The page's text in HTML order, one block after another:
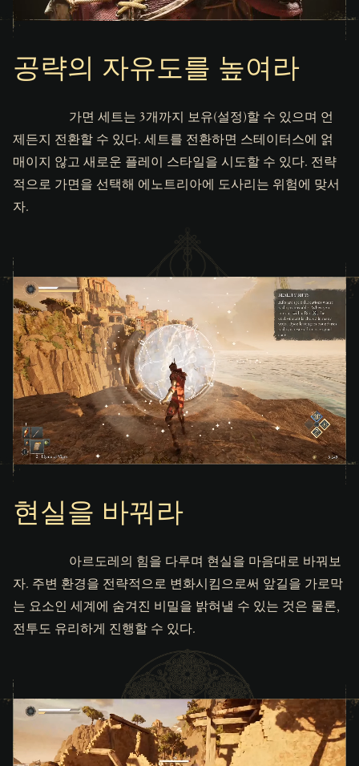
공략의 자유도를 높여라
가면 세트는 3개까지 보유(설정)할 수 있으며 언
제든지 전환할 수 있다. 세트를 전환하면 스테이터스에 얽
매이지 않고 새로운 플레이 스타일을 시도할 수 있다. 전략
적으로 가면을 선택해 에노트리아에 도사리는 위험에 맞서
자.
현실을 바꿔라
아르도레의 힘을 다루며 현실을 마음대로 바꿔보
자. 주변 환경을 전략적으로 변화시킴으로써 앞길을 가로막
는 요소인 세계에 숨겨진 비밀을 밝혀낼 수 있는 것은 물론,
전투도 유리하게 진행할 수 있다.